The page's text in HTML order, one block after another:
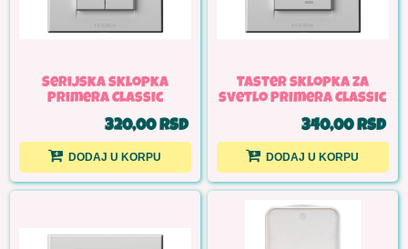
Serijska sklopka
Primera Classic
320,00 RSD
DODAJ U KORPU
Taster sklopka za
svetlo Primera Classic
340,00 RSD
DODAJ U KORPU